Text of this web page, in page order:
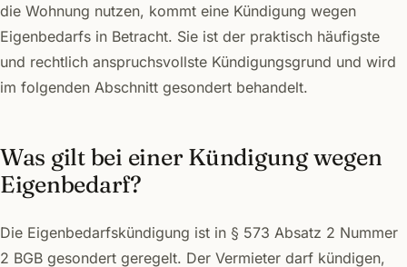
die Wohnung nutzen, kommt eine Kündigung wegen
Eigenbedarfs in Betracht. Sie ist der praktisch häufigste
und rechtlich anspruchsvollste Kündigungsgrund und wird
im folgenden Abschnitt gesondert behandelt.
Was gilt bei einer Kündigung wegen
Eigenbedarf?
Die Eigenbedarfskündigung ist in § 573 Absatz 2 Nummer
2 BGB gesondert geregelt. Der Vermieter darf kündigen,